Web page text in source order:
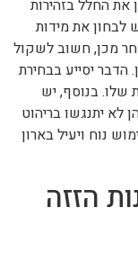
החלל בזהירות
לבחון את מידות
מכן, חשוב לשקול
הדבר יסייע בבחירת
שלו. בנוסף, יש
לא יתנגשו בריהוט
נוח ויעיל בארון
הזזה